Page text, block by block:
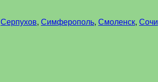
Серпухов, Симферополь, Смоленск, Сочи